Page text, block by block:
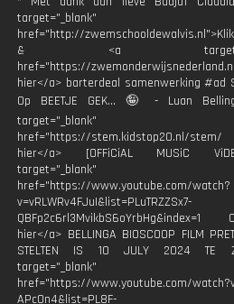
target="_blank"
href="http://
& <a
href="https://
hier</a> barterdeal samenwerking #ad
Op BEETJE GEK... 🤪 - Luan
target="_blank"
href="https://stem.kidstop20.nl/
hier</a> [OFFiCiAL MUSiC
target="_blank"
href="https://www.youtube.com/watch?
v=vRLWRv4FJuI&list=PLuTRZZSx7-
QBFp2c6rl3MvikbS6oYrbHg&index=1
hier</a> BELLINGA BIOSCOOP FILM
STELTEN IS 10 JULY 2024 TE
target="_blank"
href="https://www.youtube.com/
APcOn4&list=PL8F-